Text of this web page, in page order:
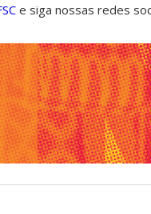
e siga nossas redes